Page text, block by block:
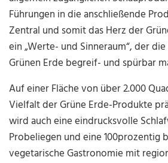
Führungen in die anschließende
Zentral und somit das Herz der
ein „Werte- und Sinneraum“, der
Grünen Erde begreif- und spürbar
Auf einer Fläche von über 2.000
Vielfalt der Grüne Erde-Produkte
wird auch eine eindrucksvolle
Probeliegen und eine 100prozentig
vegetarische Gastronomie mit